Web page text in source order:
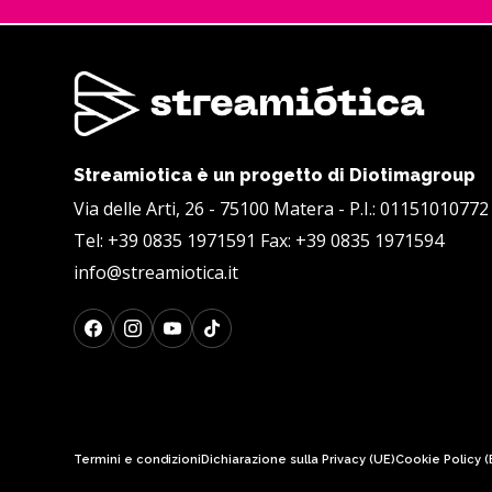
Streamiotica è un progetto di Diotimagroup
Via delle Arti, 26 - 75100 Matera - P.I.: 01151010772
Tel: +39 0835 1971591 Fax: +39 0835 1971594
info@streamiotica.it
Termini e condizioniDichiarazione sulla Privacy (UE)Cookie Policy